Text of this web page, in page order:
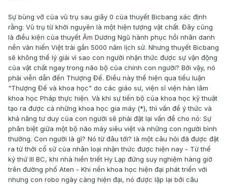
Sự bùng vỡ của vũ trụ sau giây 0 của thuyết Bicbang xác định
rằng: Vũ trụ từ khời nguyên là một hiện tượng vật chất. Đây cũng
là điều kiện của thuyết Âm Dương Ngũ hành phục hồi nhân danh
nền văn hiến Việt trải gần 5000 năm lịch sử. Nhưng thuyết Bicbang
sẽ không thể lý giải vì sao con người nhận thức được sự vận động
của vật chất ngay trong não bộ của chính con người? Bởi vậy, nó
phải viễn dẫn đến Thượng Đế. Điều này thể hiện qua tiểu luận
"Thượng Đế và khoa học" do các giáo sư, viện sĩ viện hàn lâm
khoa học Pháp thực hiện. Và khi sự tiến bộ của khoa học kỹ thuật
tạo ra được cả những khoa học gia máy (*), thì vấn đề ý thức và
khả năng tư duy của con người sẽ phải đặt lại vấn đề cho nó: Sự
phân biệt giữa một bộ não máy siêu việt và những con người bình
thường. Con người là gì? Nó từ đâu tới? là một câu hỏi đã được đặt
ra từ thời cổ sử của nhân loại nhận thức được hiện nay - Từ thế
kỷ thứ III BC, khi nhà hiền triết Hy Lạp đứng suy nghiệm hàng giờ
trên đường phố Aten - Khi nền khoa học hiện đại phát triển với
nhưng con robo ngày càng hiện đại, nó được lặp lại bởi câu